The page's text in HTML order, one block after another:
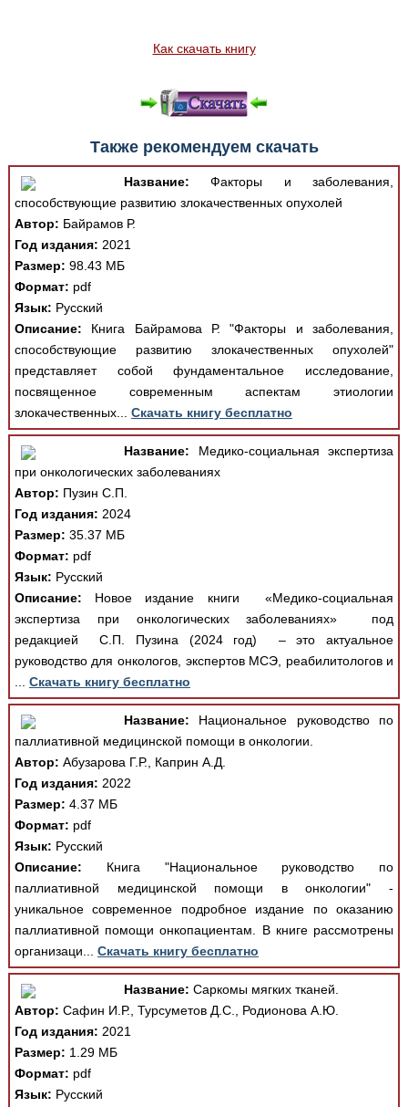
Как скачать книгу
Также рекомендуем скачать
Название: Факторы и заболевания,
способствующие развитию злокачественных опухолей
Автор: Байрамов Р.
Год издания: 2021
Размер: 98.43 МБ
Формат: pdf
Язык: Русский
Описание: Книга Байрамова Р. "Факторы и заболевания,
способствующие развитию злокачественных опухолей"
представляет собой фундаментальное исследование,
посвященное современным аспектам этиологии
злокачественных... Скачать книгу бесплатно
Название: Медико-социальная экспертиза
при онкологических заболеваниях
Автор: Пузин С.П.
Год издания: 2024
Размер: 35.37 МБ
Формат: pdf
Язык: Русский
Описание: Новое издание книги «Медико-социальная
экспертиза при онкологических заболеваниях» под
редакцией С.П. Пузина (2024 год) – это актуальное
руководство для онкологов, экспертов МСЭ, реабилитологов и
Скачать книгу бесплатно
Название: Национальное руководство по
паллиативной медицинской помощи в онкологии.
Автор: Абузарова Г.Р., Каприн А.Д.
Год издания: 2022
Размер: 4.37 МБ
Формат: pdf
Язык: Русский
Описание: Книга "Национальное руководство по
паллиативной медицинской помощи в онкологии" -
уникальное современное подробное издание по оказанию
паллиативной помощи онкопациентам. В книге рассмотрены
организаци... Скачать книгу бесплатно
Название: Саркомы мягких тканей.
Автор: Сафин И.Р., Турсуметов Д.С., Родионова А.Ю.
Год издания: 2021
Размер: 1.29 МБ
Формат: pdf
Язык: Русский